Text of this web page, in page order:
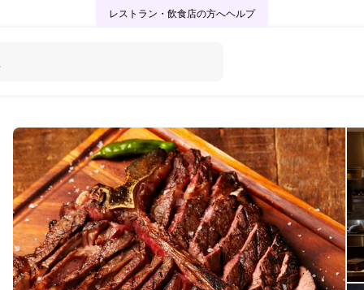
レストラン・飲食店の方へヘルプ